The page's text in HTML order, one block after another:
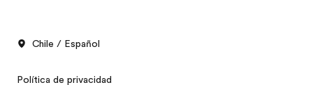
Chile / Español
Política de privacidad